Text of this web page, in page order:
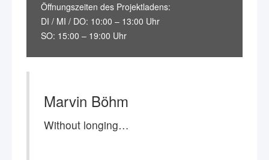
Öffnungszeiten des Projektladens:
DI / MI / DO: 10:00 – 13:00 Uhr
SO: 15:00 – 19:00 Uhr
Marvin Böhm
Without longing…